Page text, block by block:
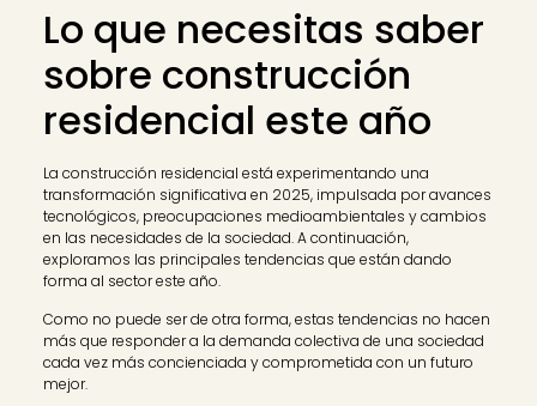
Lo que necesitas saber
sobre construcción
residencial este año
La construcción residencial está experimentando una
transformación significativa en 2025, impulsada por avances
tecnológicos, preocupaciones medioambientales y cambios
en las necesidades de la sociedad. A continuación,
exploramos las principales tendencias que están dando
forma al sector este año.
Como no puede ser de otra forma, estas tendencias no hacen
más que responder a la demanda colectiva de una sociedad
cada vez más concienciada y comprometida con un futuro
mejor.